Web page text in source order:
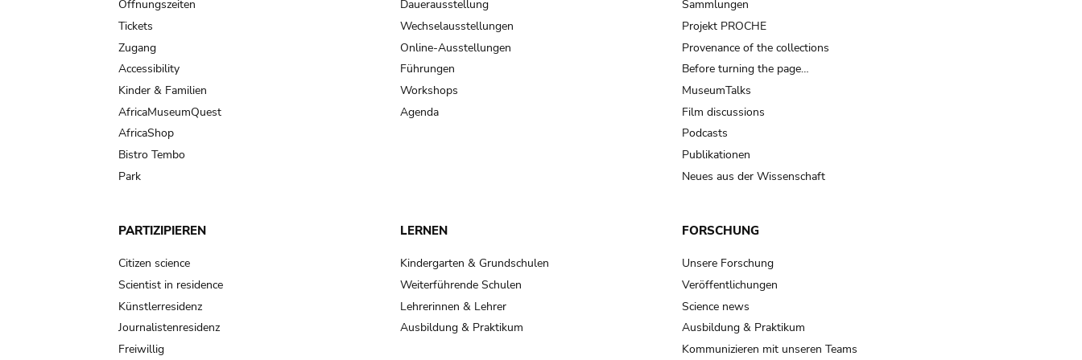
navigation
Öffnungszeiten
Tickets
Zugang
Accessibility
Kinder & Familien
AfricaMuseumQuest
AfricaShop
Bistro Tembo
Park
Dauerausstellung
Wechselausstellungen
Online-Ausstellungen
Führungen
Workshops
Agenda
Sammlungen
Projekt PROCHE
Provenance of the collections
Before turning the page…
MuseumTalks
Film discussions
Podcasts
Publikationen
Neues aus der Wissenschaft
PARTIZIPIEREN
Citizen science
Scientist in residence
Künstlerresidenz
Journalistenresidenz
Freiwillig
LERNEN
Kindergarten & Grundschulen
Weiterführende Schulen
Lehrerinnen & Lehrer
Ausbildung & Praktikum
FORSCHUNG
Unsere Forschung
Veröffentlichungen
Science news
Ausbildung & Praktikum
Kommunizieren mit unseren Teams